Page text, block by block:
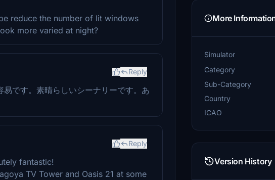
reduce the number of lit windows
more varied at night?
Reply
です。素晴らしいシーナリーです。あ
Reply
fantastic!
TV Tower and Oasis 21 at some
More
Simulator
Category
Sub-Category
Country
ICAO
Version History